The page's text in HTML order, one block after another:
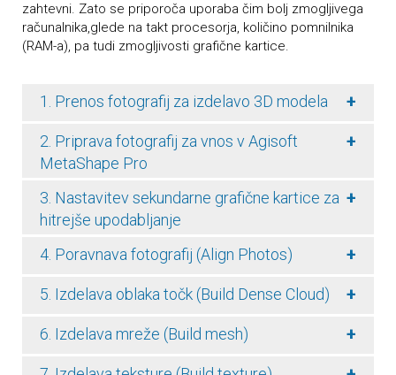
zahtevni. Zato se priporoča uporaba čim bolj zmogljivega
računalnika,glede na takt procesorja, količino pomnilnika
(RAM-a), pa tudi zmogljivosti grafične kartice.
1. Prenos fotografij za izdelavo 3D modela +
2. Priprava fotografij za vnos v Agisoft
MetaShape Pro
+
3. Nastavitev sekundarne grafične kartice za
hitrejše upodabljanje
+
4. Poravnava fotografij (Align Photos) +
5. Izdelava oblaka točk (Build Dense Cloud) +
6. Izdelava mreže (Build mesh) +